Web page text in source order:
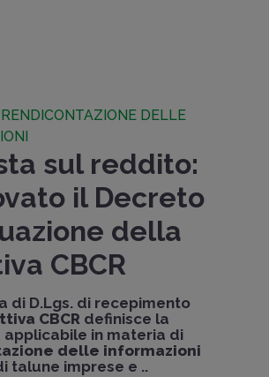
RENDICONTAZIONE DELLE
sul reddito:
il Decreto
della
CBCR
di D.Lgs. di recepimento
CBCR definisce la
applicabile in materia di
delle informazioni
talune imprese e ..